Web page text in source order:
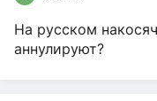
На русском
аннулируют?